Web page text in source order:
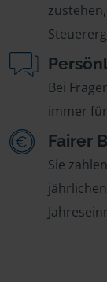
Bei
immer
Fairer
Sie